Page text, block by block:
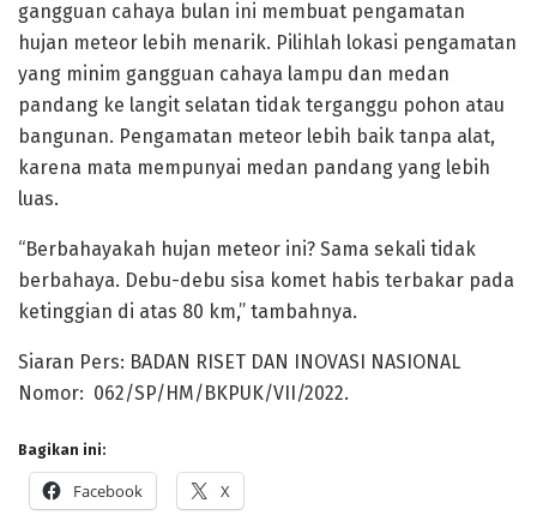
gangguan cahaya bulan ini membuat pengamatan
hujan meteor lebih menarik. Pilihlah lokasi pengamatan
yang minim gangguan cahaya lampu dan medan
pandang ke langit selatan tidak terganggu pohon atau
bangunan. Pengamatan meteor lebih baik tanpa alat,
karena mata mempunyai medan pandang yang lebih
luas.
“Berbahayakah hujan meteor ini? Sama sekali tidak
berbahaya. Debu-debu sisa komet habis terbakar pada
ketinggian di atas 80 km,” tambahnya.
Siaran Pers: BADAN RISET DAN INOVASI NASIONAL
Nomor: 062/SP/HM/BKPUK/VII/2022.
Bagikan ini:
Facebook X